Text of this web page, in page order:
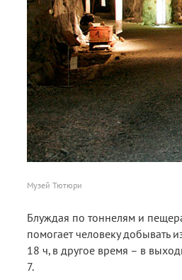
Музей Тютюри
Блуждая по тоннелям и
помогает человеку добывать
18 ч, в другое время – в
7.